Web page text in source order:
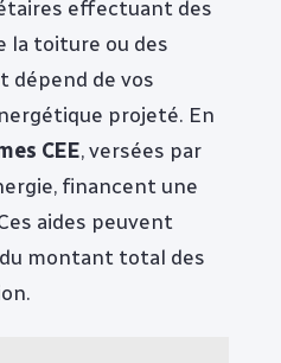
effectuant des
la toiture ou des
dépend de vos
projeté. En
CEE, versées par
financent une
aides peuvent
montant total des